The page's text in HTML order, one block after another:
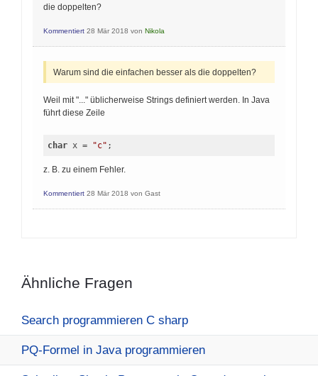
die doppelten?
Kommentiert 28 Mär 2018 von Nikola
Warum sind die einfachen besser als die doppelten?
Weil mit "..." üblicherweise Strings definiert werden. In Java
führt diese Zeile
char x = "c" ;
z. B. zu einem Fehler.
Kommentiert 28 Mär 2018 von Gast
Ähnliche Fragen
Search programmieren C sharp
PQ-Formel in Java programmieren